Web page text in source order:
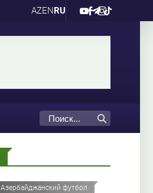
AZENRU
Азербайджанский футбол